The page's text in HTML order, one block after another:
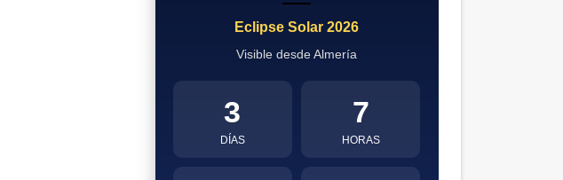
Eclipse Solar 2026
Visible desde Almería
3
DÍAS
7
HORAS